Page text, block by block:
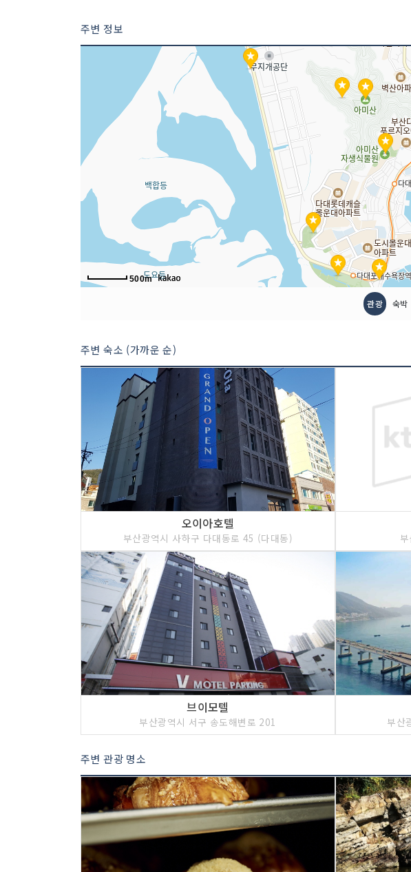
주변 정보
500m
관광 숙박
주변 숙소 (가까운 순)
오이아호텔
부산광역시 사하구 다대동로 45 (다대동)
브이모텔
부산광역시 서구 송도해변로 201 부산
주변 관광 명소